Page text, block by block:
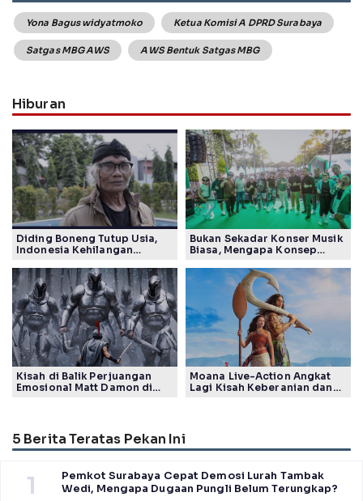
Yona Bagus widyatmoko Ketua Komisi A DPRD Surabaya
Satgas MBG AWS AWS Bentuk Satgas MBG
Hiburan
Diding Boneng Tutup Usia,
Indonesia Kehilangan
Generasi
Bukan Sekadar Konser Musik
Biasa, Mengapa Konsep
Tuai Pujian Banyak Pihak
Kisah di Balik Perjuangan
Emosional Matt Damon di
Moana Live-Action Angkat
Lagi Kisah Keberanian dan
5 Berita Teratas Pekan Ini
1
Pemkot Surabaya Cepat Demosi Lurah Tambak
Wedi, Mengapa Dugaan Pungli Belum Terungkap?